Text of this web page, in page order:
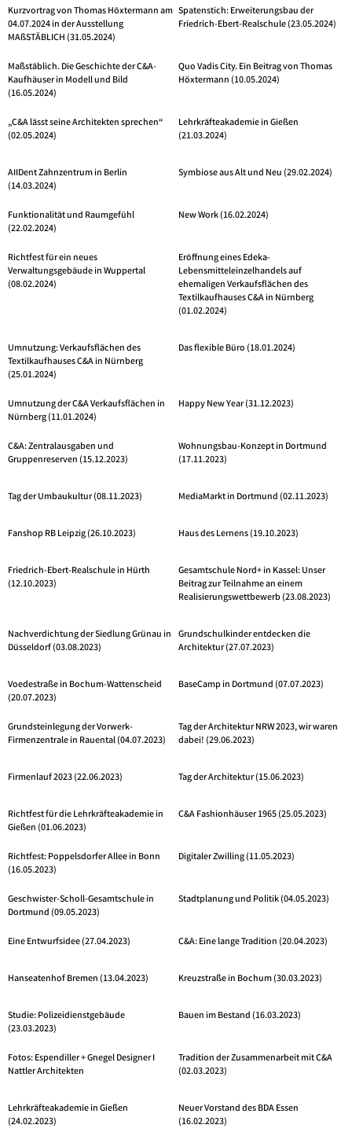
Kurzvortrag von Thomas Höxtermann am
04.07.2024 in der Ausstellung
MAßSTÄBLICH (31.05.2024)
Spatenstich: Erweiterungsbau der
Friedrich-Ebert-Realschule (23.05.2024)
Maßstäblich. Die Geschichte der C&A-
Kaufhäuser in Modell und Bild
(16.05.2024)
Quo Vadis City. Ein Beitrag von Thomas
Höxtermann (10.05.2024)
„C&A lässt seine Architekten sprechen“
(02.05.2024)
Lehrkräfteakademie in Gießen
(21.03.2024)
AIIDent Zahnzentrum in Berlin
(14.03.2024)
Symbiose aus Alt und Neu (29.02.2024)
Funktionalität und Raumgefühl
(22.02.2024)
New Work (16.02.2024)
Richtfest für ein neues
Verwaltungsgebäude in Wuppertal
(08.02.2024)
Eröffnung eines Edeka-
Lebensmitteleinzelhandels auf
ehemaligen Verkaufsflächen des
Textilkaufhauses C&A in Nürnberg
(01.02.2024)
Umnutzung: Verkaufsflächen des
Textilkaufhauses C&A in Nürnberg
(25.01.2024)
Das flexible Büro (18.01.2024)
Umnutzung der C&A Verkaufsflächen in
Nürnberg (11.01.2024)
Happy New Year (31.12.2023)
C&A: Zentralausgaben und
Gruppenreserven (15.12.2023)
Wohnungsbau-Konzept in Dortmund
(17.11.2023)
Tag der Umbaukultur (08.11.2023) MediaMarkt in Dortmund (02.11.2023)
Fanshop RB Leipzig (26.10.2023) Haus des Lernens (19.10.2023)
Friedrich-Ebert-Realschule in Hürth
(12.10.2023)
Gesamtschule Nord+ in Kassel: Unser
Beitrag zur Teilnahme an einem
Realisierungswettbewerb (23.08.2023)
Nachverdichtung der Siedlung Grünau in
Düsseldorf (03.08.2023)
Grundschulkinder entdecken die
Architektur (27.07.2023)
Voedestraße in Bochum-Wattenscheid
(20.07.2023)
BaseCamp in Dortmund (07.07.2023)
Grundsteinlegung der Vorwerk-
Firmenzentrale in Rauental (04.07.2023)
Tag der Architektur NRW 2023, wir waren
dabei! (29.06.2023)
Firmenlauf 2023 (22.06.2023) Tag der Architektur (15.06.2023)
Richtfest für die Lehrkräfteakademie in
Gießen (01.06.2023)
C&A Fashionhäuser 1965 (25.05.2023)
Richtfest: Poppelsdorfer Allee in Bonn
(16.05.2023)
Digitaler Zwilling (11.05.2023)
Geschwister-Scholl-Gesamtschule in
Dortmund (09.05.2023)
Stadtplanung und Politik (04.05.2023)
Eine Entwurfsidee (27.04.2023) C&A: Eine lange Tradition (20.04.2023)
Hanseatenhof Bremen (13.04.2023) Kreuzstraße in Bochum (30.03.2023)
Studie: Polizeidienstgebäude
(23.03.2023)
Bauen im Bestand (16.03.2023)
Fotos: Espendiller + Gnegel Designer I
Nattler Architekten
Tradition der Zusammenarbeit mit C&A
(02.03.2023)
Lehrkräfteakademie in Gießen
(24.02.2023)
Neuer Vorstand des BDA Essen
(16.02.2023)